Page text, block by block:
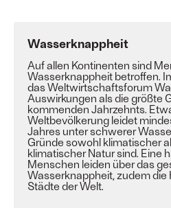
Wasserknappheit
Auf allen Kontinenten sind
Wasserknappheit betroffen.
dasWeltwirtschaftsforum
Auswirkungen als die größte
kommenden Jahrzehnts.
Weltbevölkerung leidet
Jahres unter schwerer
Gründe sowohl klimatischer
klimatischer Natur sind. Eine
Menschen leiden über das
Wasserknappheit, zudem die
Städte der Welt